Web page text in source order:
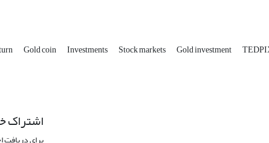
Gold coin Investments Stock markets Gold investment
اشتراک